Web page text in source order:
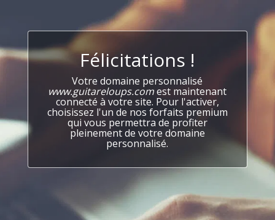
Félicitations !
Votre domaine personnalisé
www.guitareloups.comest maintenant
connecté à votre site. Pour l'activer,
choisissez l'un de nos forfaits premium
qui vous permettra de profiter
pleinement de votre domaine
personnalisé.